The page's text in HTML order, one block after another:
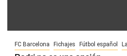
FC Barcelona Fichajes Fútbol español